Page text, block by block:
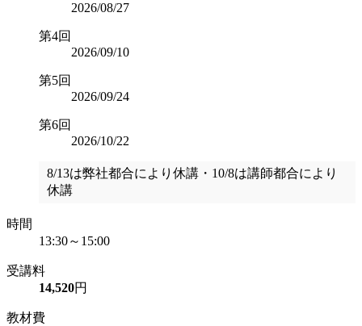
2026/08/27
第4回
2026/09/10
第5回
2026/09/24
第6回
2026/10/22
8/13は弊社都合により休講・10/8は講師都合により
休講
時間
13:30～15:00
受講料
14,520円
教材費